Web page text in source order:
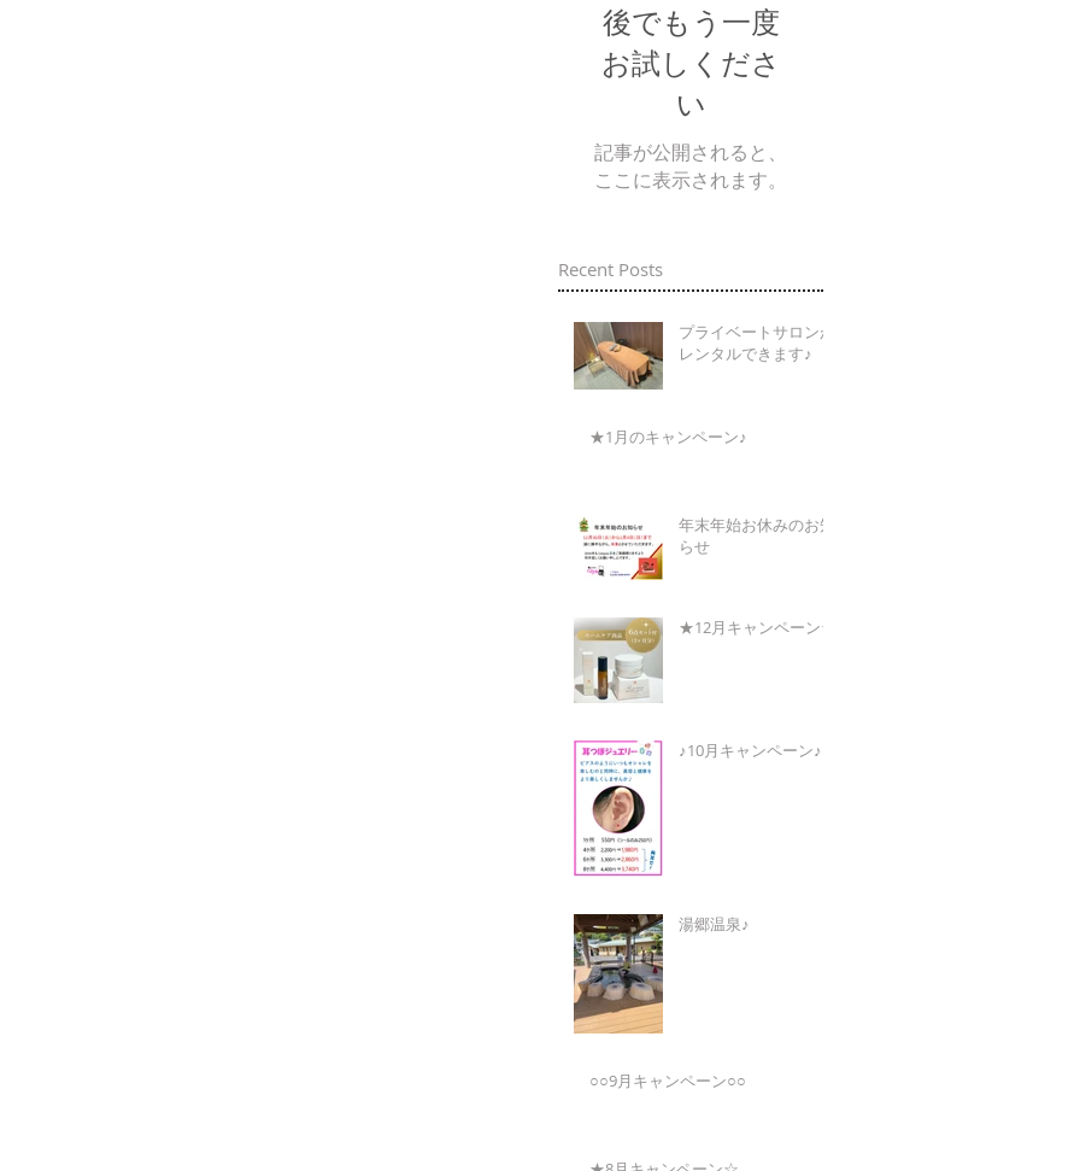
後でもう一度
お試しくださ
い
記事が公開されると、
ここに表示されます。
Recent Posts
プライベートサロンが
レンタルできます♪
★1月のキャンペーン♪
年末年始お休みのお知
らせ
★12月キャンペーン★
♪10月キャンペーン♪
湯郷温泉♪
○○9月キャンペーン○○